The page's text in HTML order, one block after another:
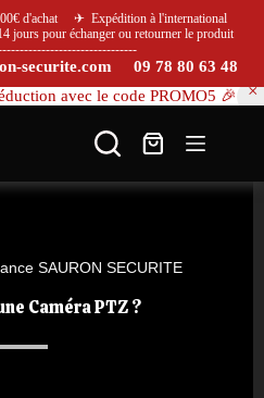
avec le code PROMO5 🎉
SAURON SECURITE
Caméra PTZ ?
d'achat ✈ Expédition à l'international
jours pour échanger ou retourner le produit
securite.com 09 78 80 63 48